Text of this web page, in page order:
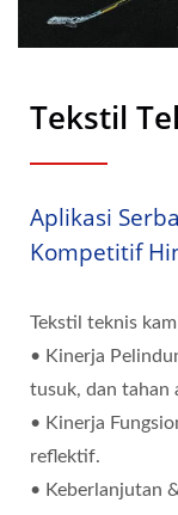
Tekstil
Aplikasi
Kompetitif
Tekstil teknis
• Kinerja
tusuk, dan tahan
• Kinerja
reflektif.
• Keberlanjutan